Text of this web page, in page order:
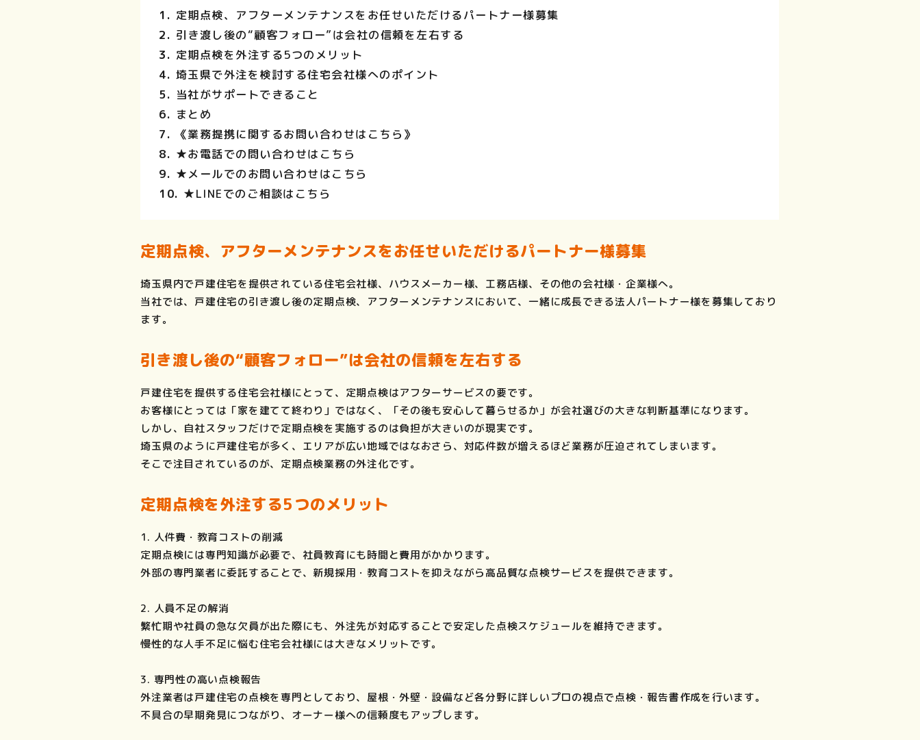
定期点検、アフターメンテナンスをお任せいただけるパートナー様募集
引き渡し後の“顧客フォロー”は会社の信頼を左右する
定期点検を外注する5つのメリット
埼玉県で外注を検討する住宅会社様へのポイント
当社がサポートできること
まとめ
《業務提携に関するお問い合わせはこちら》
★お電話での問い合わせはこちら
★メールでのお問い合わせはこちら
★LINEでのご相談はこちら
定期点検、アフターメンテナンスをお任せいただけるパートナー様募集
埼玉県内で戸建住宅を提供されている住宅会社様、ハウスメーカー様、工務店様、その他の会社様・企業様へ。
当社では、戸建住宅の引き渡し後の定期点検、アフターメンテナンスにおいて、一緒に成長できる法人パートナー様を募集しており
ます。
引き渡し後の“顧客フォロー”は会社の信頼を左右する
戸建住宅を提供する住宅会社様にとって、定期点検はアフターサービスの要です。
お客様にとっては「家を建てて終わり」ではなく、「その後も安心して暮らせるか」が会社選びの大きな判断基準になります。
しかし、自社スタッフだけで定期点検を実施するのは負担が大きいのが現実です。
埼玉県のように戸建住宅が多く、エリアが広い地域ではなおさら、対応件数が増えるほど業務が圧迫されてしまいます。
そこで注目されているのが、定期点検業務の外注化です。
定期点検を外注する5つのメリット
1. 人件費・教育コストの削減
定期点検には専門知識が必要で、社員教育にも時間と費用がかかります。
外部の専門業者に委託することで、新規採用・教育コストを抑えながら高品質な点検サービスを提供できます。
2. 人員不足の解消
繁忙期や社員の急な欠員が出た際にも、外注先が対応することで安定した点検スケジュールを維持できます。
慢性的な人手不足に悩む住宅会社様には大きなメリットです。
3. 専門性の高い点検報告
外注業者は戸建住宅の点検を専門としており、屋根・外壁・設備など各分野に詳しいプロの視点で点検・報告書作成を行います。
不具合の早期発見につながり、オーナー様への信頼度もアップします。